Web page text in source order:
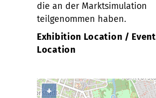
die an der Marktsimulation
teilgenommen haben.
Exhibition Location / Event
Location
+